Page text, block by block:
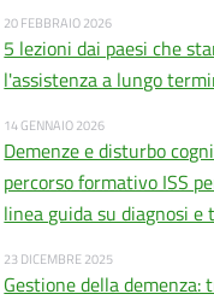
20 FEBBRAIO 2026
5 lezioni dai paesi che
l'assistenza a lungo
14 GENNAIO 2026
Demenze e disturbo
percorso formativo ISS
linea guida su diagnosi
23 DICEMBRE 2025
Gestione della demenza: